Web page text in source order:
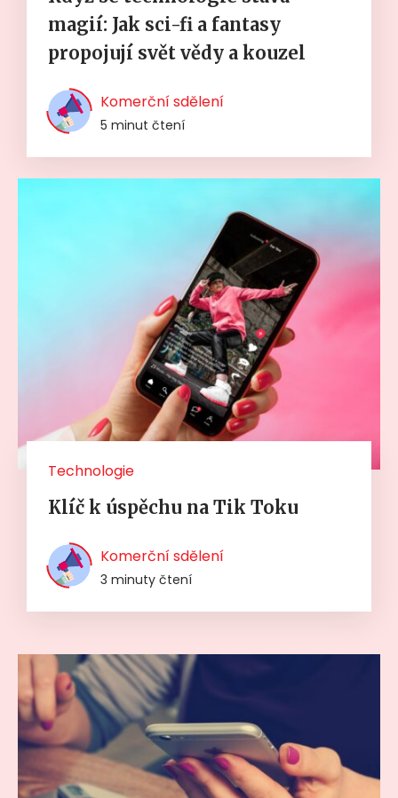
magií: Jak sci-fi a fantasy
propojují svět vědy a kouzel
Komerční sdělení
5 minut čtení
Technologie
Klíč k úspěchu na Tik Toku
Komerční sdělení
3 minuty čtení